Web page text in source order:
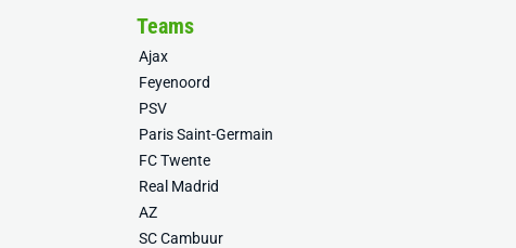
Teams
Ajax
Feyenoord
PSV
Paris Saint-Germain
FC Twente
Real Madrid
AZ
SC Cambuur